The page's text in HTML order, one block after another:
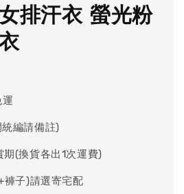
排汗衣 螢光粉
編請備註)
期(換貨各出1次運費)
褲子)請選寄宅配